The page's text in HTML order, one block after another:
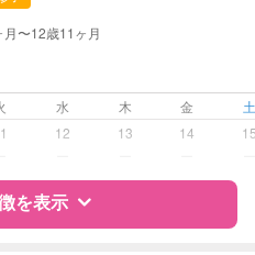
対応
可否は個別に相談
ッスン
月〜12歳11ヶ月
水 木 金
12 13 14
を表示